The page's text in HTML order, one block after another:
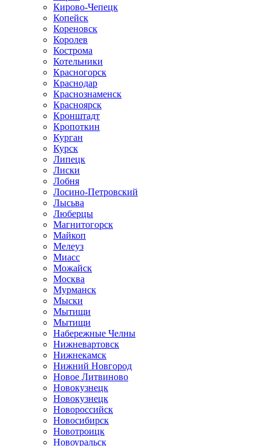
Кирово-Чепецк
Копейск
Кореновск
Королев
Кострома
Котельники
Красногорск
Краснодар
Краснознаменск
Красноярск
Кронштадт
Кропоткин
Курган
Курск
Липецк
Лиски
Лобня
Лосино-Петровский
Лысьва
Люберцы
Магнитогорск
Майкоп
Мелеуз
Миасс
Можайск
Москва
Мурманск
Мыски
Мытищи
Мытищи
Набережные Челны
Нижневартовск
Нижнекамск
Нижний Новгород
Новое Литвиново
Новокузнецк
Новокузнецк
Новороссийск
Новосибирск
Новотроицк
Новоуральск